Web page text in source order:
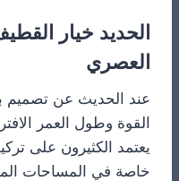
الحديد خيار
العصري
عند الحديث عن تصميم
القوة وطول العمر
يعتمد الكثيرون على
خاصة في المساحات